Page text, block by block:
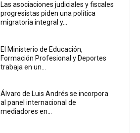
Las asociaciones judiciales y fiscales
progresistas piden una política
migratoria integral y...
El Ministerio de Educación,
Formación Profesional y Deportes
trabaja en un...
Álvaro de Luis Andrés se incorpora
al panel internacional de
mediadores en...